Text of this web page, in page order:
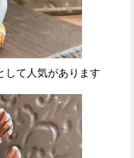
して人気があります